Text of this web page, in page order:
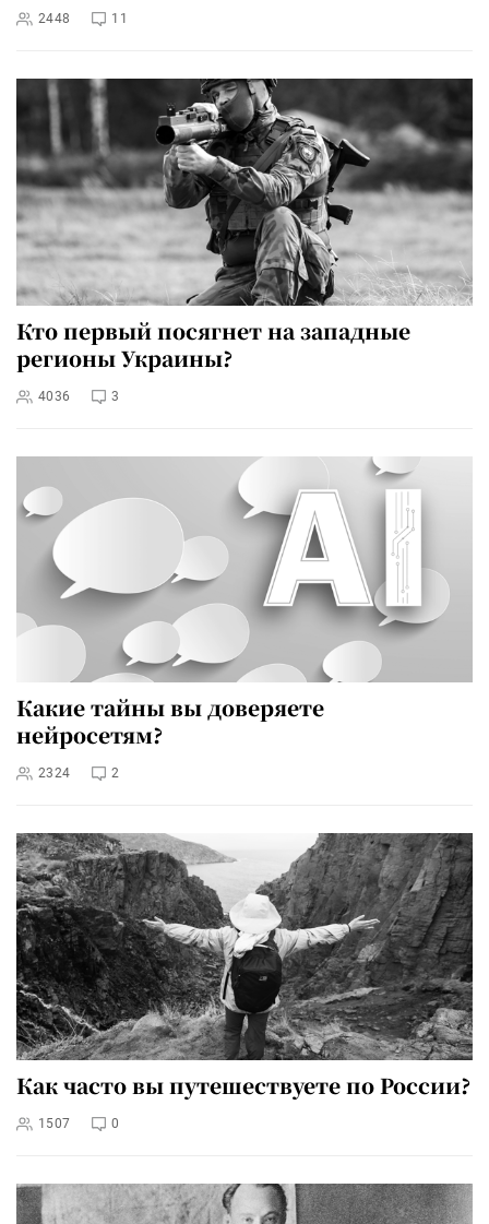
2448 11
Кто первый посягнет на западные
регионы Украины?
4036 3
Какие тайны вы доверяете
нейросетям?
2324 2
Как часто вы путешествуете по России?
1507 0